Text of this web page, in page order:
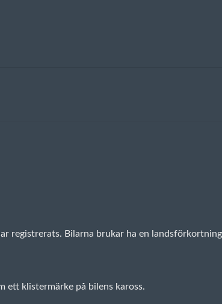
registrerats. Bilarna brukar ha en
ett klistermärke på bilens kaross.